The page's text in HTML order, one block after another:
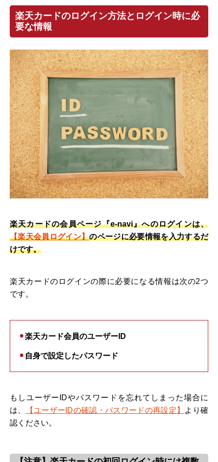
楽天カードのログイン方法とログイン時に必
要な情報
楽天カードの会員ページ『e-navi』へのログインは、
【楽天会員ログイン】のページに必要情報を入力するだ
けです。
楽天カードのログインの際に必要になる情報は次の2つ
です。
楽天カード会員のユーザーID
自身で設定したパスワード
もしユーザーIDやパスワードを忘れてしまった場合に
は、
【ユーザーIDの確認・パスワードの再設定】 より確
認ください。